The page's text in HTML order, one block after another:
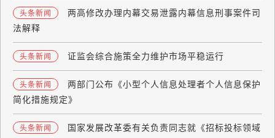
头条新闻
两高修改办理内幕交易泄露内幕信息刑事案件司
法解释
头条新闻 证监会综合施策全力维护市场平稳运行
头条新闻
两部门公布《小型个人信息处理者个人信息保护
简化措施规定》
头条新闻 国家发展改革委有关负责同志就《招标投标领域